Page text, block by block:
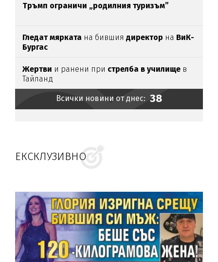
Тръмп ограничи „родилния туризъм”
Гледат мярката на бившиядиректор на ВиК-
Бургас
Жертви и ранени при стрелба в училище в
Тайланд
Всички новини от днес: 38
ЕКСКЛУЗИВНО